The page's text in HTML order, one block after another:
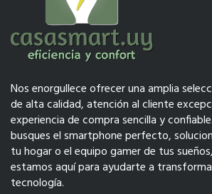
Nos enorgullece ofrecer una amplia selección de tecnología
de alta calidad, atención al cliente
experiencia de compra sencilla y
busques el smartphone perfecto,
tu hogar o el equipo gamer de tus
estamos aquí para ayudarte a
tecnología.